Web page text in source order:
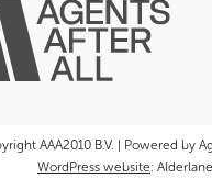
AAA2010 B.V. | Powered by
WordPress website: Alderlane